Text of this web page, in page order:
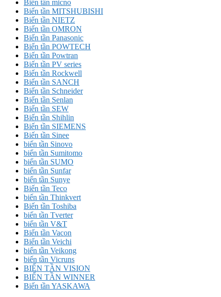
Biến tần micno
Biến tần MITSHUBISHI
Biến tần NIETZ
Biến tần OMRON
Biến tần Panasonic
Biến tần POWTECH
Biến tần Powtran
Biến tần PV series
Biến tần Rockwell
Biến tần SANCH
Biến tần Schneider
Biến tần Senlan
Biến tần SEW
Biến tần Shihlin
Biến tần SIEMENS
Biến tần Sinee
biến tần Sinovo
biến tần Sumitomo
biến tần SUMO
biến tần Sunfar
biến tần Sunye
Biến tần Teco
biến tần Thinkvert
Biến tần Toshiba
biến tần Tverter
biến tần V&T
Biến tần Vacon
Biến tần Veichi
biến tần Veikong
biến tần Vicruns
BIẾN TẦN VISION
BIẾN TẦN WINNER
Biến tần YASKAWA